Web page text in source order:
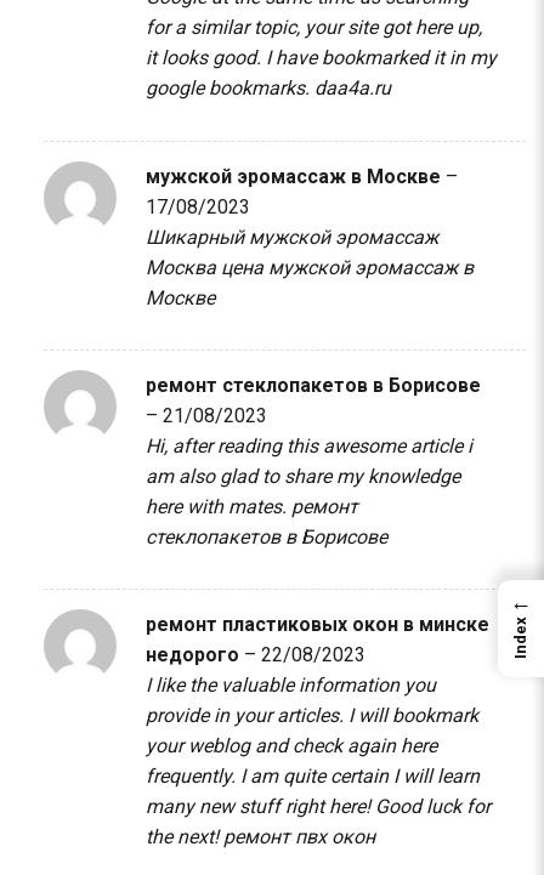
for a similar topic, your site got here up,
it looks good. I have bookmarked it in my
google bookmarks. daa4a.ru
мужской эромассаж в Москве –
17/08/2023
Шикарный мужской эромассаж
Москва цена мужской эромассаж в
Москве
ремонт стеклопакетов в Борисове
– 21/08/2023
Hi, after reading this awesome article i
am also glad to share my knowledge
here with mates. ремонт
стеклопакетов в Борисове
ремонт пластиковых окон в минске
недорого – 22/08/2023
I like the valuable information you
provide in your articles. I will bookmark
your weblog and check again here
frequently. I am quite certain I will learn
many new stuff right here! Good luck for
the next!ремонт пвх окон
←
Index